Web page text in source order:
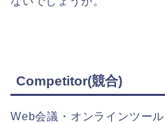
Competitor(競合)
Web会議・オンラインツー